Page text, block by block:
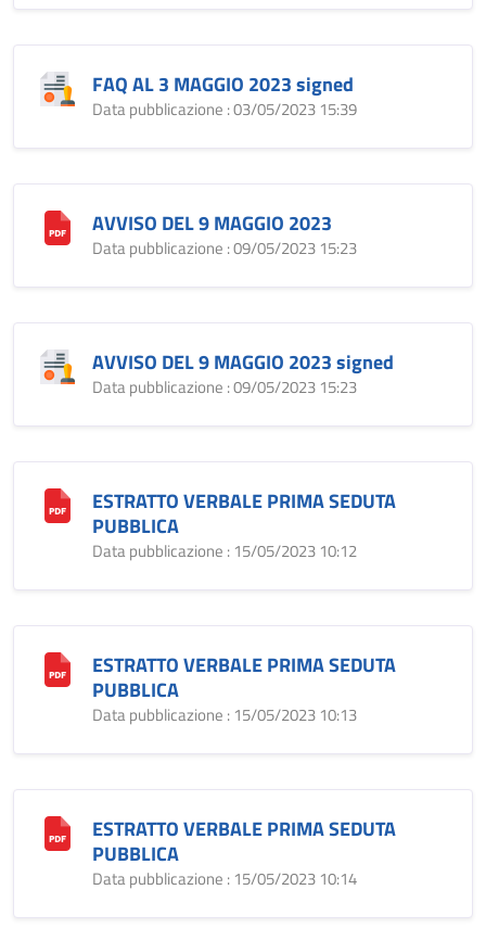
FAQ AL 3 MAGGIO 2023 signed
Data pubblicazione : 03/05/2023 15:39
AVVISO DEL 9 MAGGIO 2023
Data pubblicazione : 09/05/2023 15:23
AVVISO DEL 9 MAGGIO 2023 signed
Data pubblicazione : 09/05/2023 15:23
ESTRATTO VERBALE PRIMA SEDUTA
PUBBLICA
Data pubblicazione : 15/05/2023 10:12
ESTRATTO VERBALE PRIMA SEDUTA
PUBBLICA
Data pubblicazione : 15/05/2023 10:13
ESTRATTO VERBALE PRIMA SEDUTA
PUBBLICA
Data pubblicazione : 15/05/2023 10:14